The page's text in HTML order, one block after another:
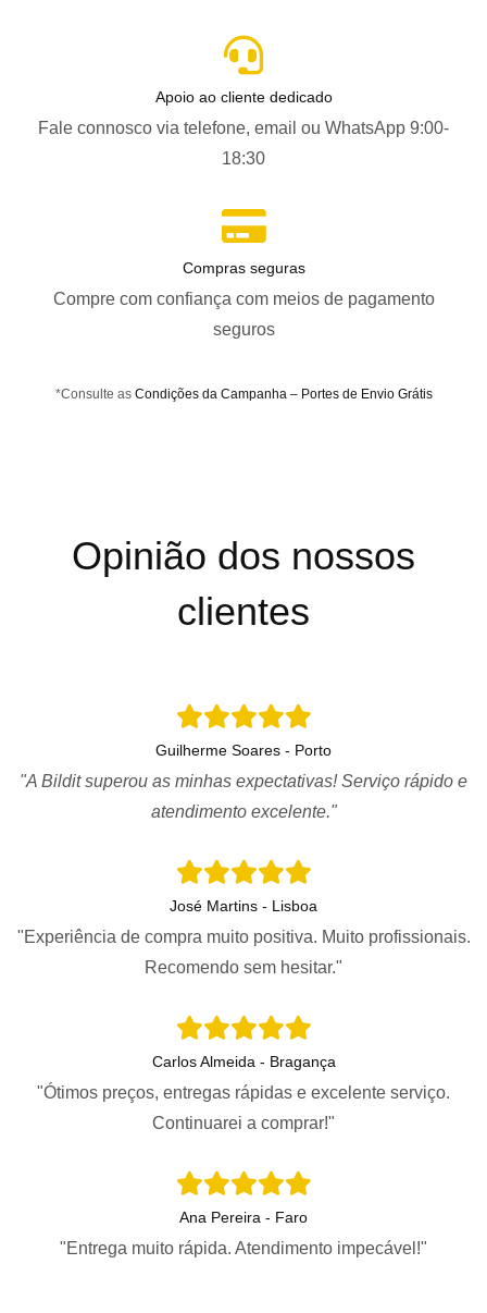
Apoio ao cliente dedicado
Fale connosco via telefone, email ou WhatsApp 9:00-
18:30
Compras seguras
Compre com confiança com meios de pagamento
seguros
*Consulte as Condições da Campanha – Portes de Envio Grátis
Opinião dos nossos
clientes
Guilherme Soares - Porto
"A Bildit superou as minhas expectativas! Serviço rápido e
atendimento excelente."
José Martins - Lisboa
"Experiência de compra muito positiva. Muito profissionais.
Recomendo sem hesitar."
Carlos Almeida - Bragança
"Ótimos preços, entregas rápidas e excelente serviço.
Continuarei a comprar!"
Ana Pereira - Faro
"Entrega muito rápida. Atendimento impecável!"